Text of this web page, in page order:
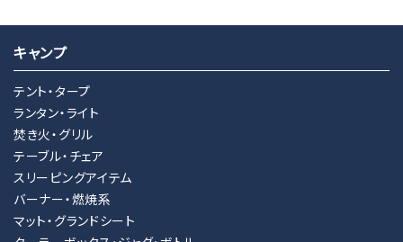
キャンプ
テント・タープ
ランタン・ライト
焚き火・グリル
テーブル・チェア
スリーピングアイテム
バーナー・燃焼系
マット・グランドシート